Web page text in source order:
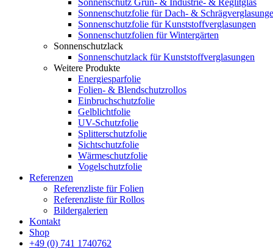
Sonnenschutz Grün- & Industrie- & Reglitglas
Sonnenschutzfolie für Dach- &
Sonnenschutzfolie für Kunststoffverglasungen
Sonnenschutzfolien für Wintergärten
Sonnenschutzlack
Sonnenschutzlack für Kunststoffverglasungen
Weitere Produkte
Energiesparfolie
Folien- & Blendschutzrollos
Einbruchschutzfolie
Gelblichtfolie
UV-Schutzfolie
Splitterschutzfolie
Sichtschutzfolie
Wärmeschutzfolie
Vogelschutzfolie
Referenzen
Referenzliste für Folien
Referenzliste für Rollos
Bildergalerien
Kontakt
Shop
+49 (0) 741 1740762